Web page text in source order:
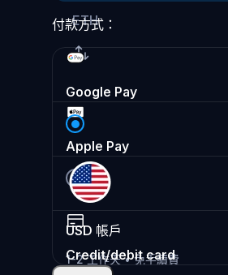
ETH
付款方式：
Google Pay
Apple Pay
USD 帳戶
1-2 工作天 • 免手續費
Credit/debit card